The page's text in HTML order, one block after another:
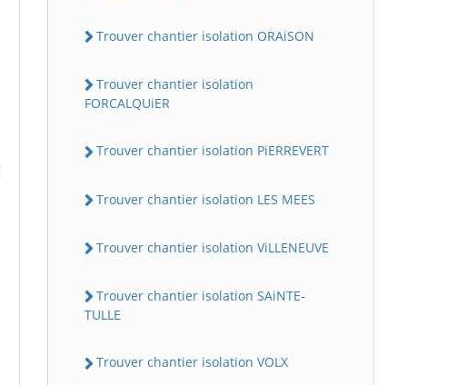
Trouver chantier isolation ORAiSON
Trouver chantier isolation
FORCALQUiER
Trouver chantier isolation PiERREVERT
Trouver chantier isolation LES MEES
Trouver chantier isolation ViLLENEUVE
Trouver chantier isolation SAiNTE-
TULLE
Trouver chantier isolation VOLX